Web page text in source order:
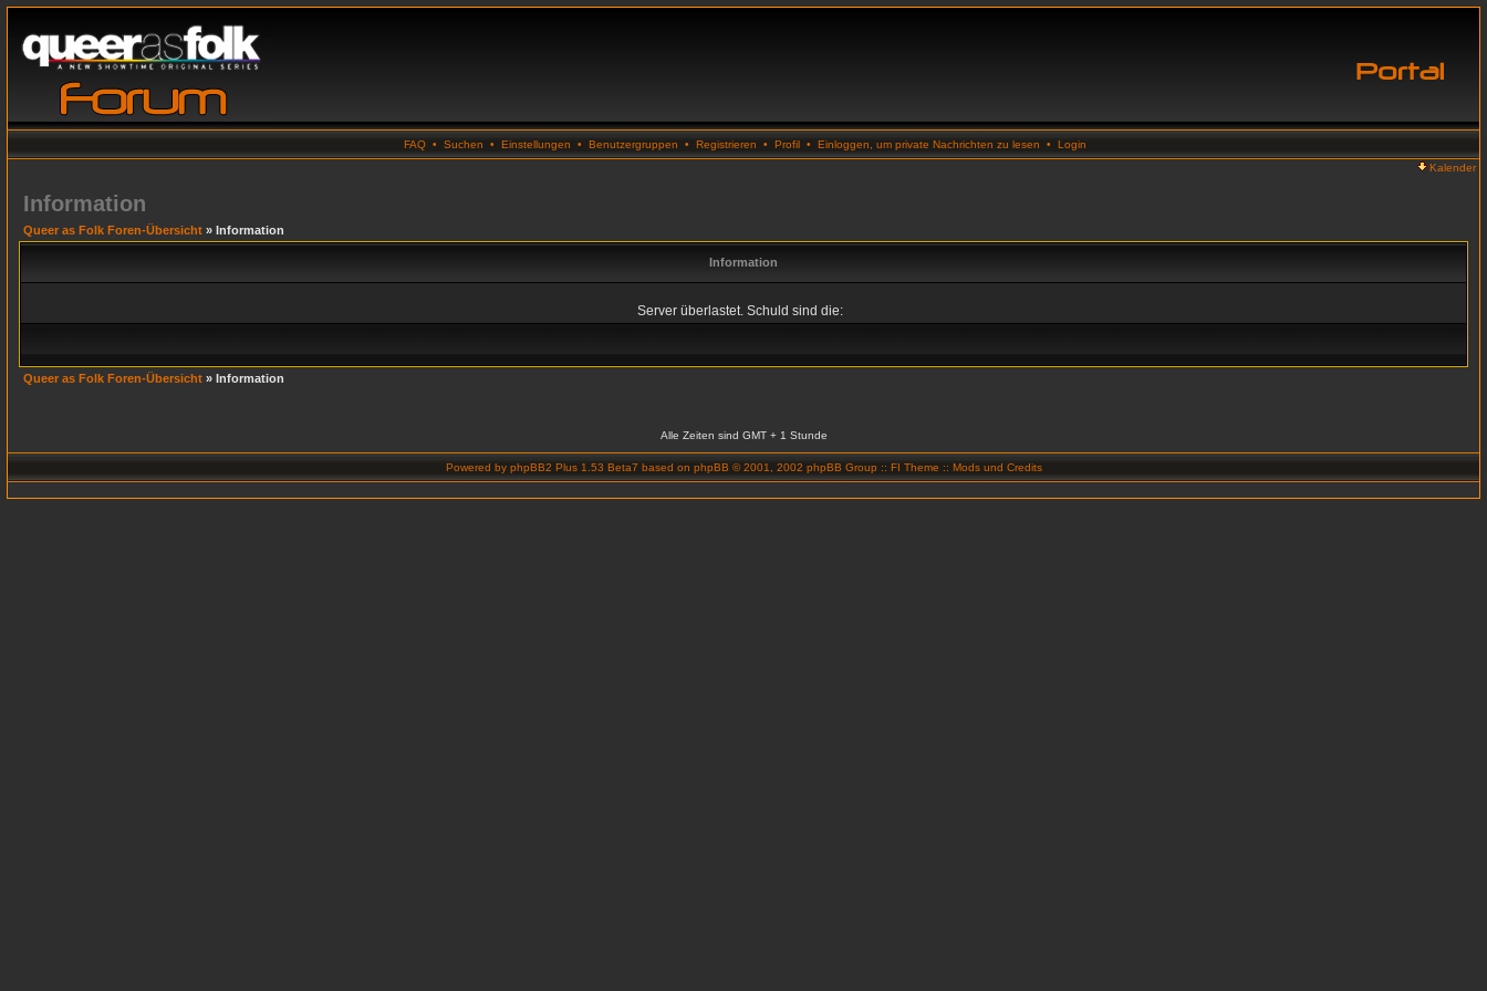
FAQ • Suchen • Einstellungen • Benutzergruppen • Registrieren • Profil • Einloggen, um private Nachrichten zu lesen • Login
Kalender
Information
Queer as Folk Foren-Übersicht » Information
Information
Server überlastet. Schuld sind die:
Queer as Folk Foren-Übersicht » Information
Alle Zeiten sind GMT + 1 Stunde
Powered by phpBB2 Plus 1.53 Beta7 based on phpBB © 2001, 2002 phpBB Group :: FI Theme :: Mods und Credits